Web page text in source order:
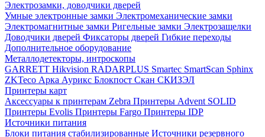
Электрозамки, доводчики дверей
Умные электронные замки Электромеханические замки
Электромагнитные замки Ригельные замки Электрозащелки
Доводчики дверей Фиксаторы дверей Гибкие переходы
Дополнительное оборудование
Металлодетекторы, интроскопы
GARRETT Hikvision RADARPLUS Smartec SmartScan Sphinx
ZKTeco Арка Аурикс Блокпост Скан СКИЗЭЛ
Принтеры карт
Аксессуары к принтерам Zebra Принтеры Advent SOLID
Принтеры Evolis Принтеры Fargo Принтеры IDP
Источники питания
Блоки питания стабилизированные Источники резервного